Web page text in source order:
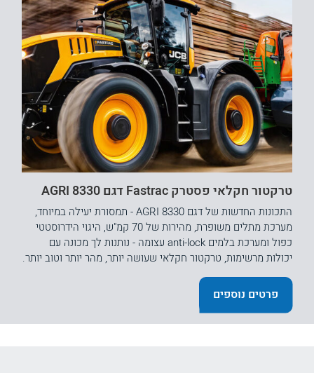
טרקטור חקלאי פסטרק Fastrac דגם 8330 AGRI
התכונות החדשות של דגם 8330 AGRI - תמסורת יעילה במיוחד,
מערכת מתלים משופרת, מהירות של 70 קמ"ש, היגוי הידרוסטטי
כפול ומערכת בלמים anti-lock עצומה - נותנות לך מכונה עם
יכולות מרשימות, טרקטור חקלאי שעושה יותר, מהר יותר וטוב יותר.
פרטים נוספים